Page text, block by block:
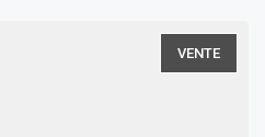
VENTE